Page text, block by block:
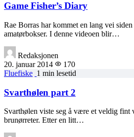
Game Fisher’s Diary
Rae Borras har kommet en lang vei siden
amatørbokser. I denne videoen blir…
Redaksjonen
20. januar 2014
170
Fluefiske 1 min lesetid
Svarthølen part 2
Svarthølen viste seg å være et veldig fint
brunørreter. Etter en litt…